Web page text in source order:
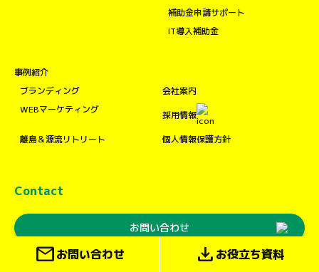
補助金申請サポート
IT導入補助金
事例紹介
ブランディング
WEBマーケティング
離島＆源流リトリート
会社案内
採用情報
個人情報保護方針
Contact
お問い合わせ
download
mailお問い合わせ download お役立ち資料